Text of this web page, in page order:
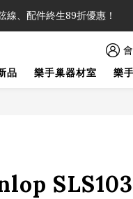
、配件終生89折優惠！
、配件終生89折優惠！
扣！
線、配件終生89折優惠！
品 樂手巢器材室 樂